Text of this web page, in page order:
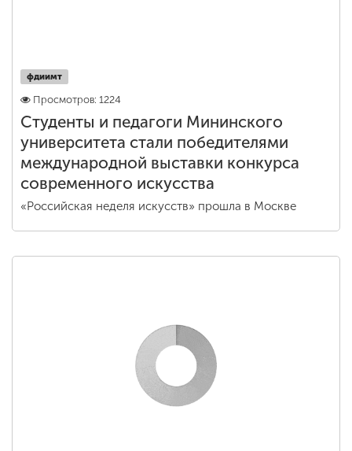
фдиимт
Просмотров: 1224
Студенты и педагоги Мининского
университета стали победителями
международной выставки конкурса
современного искусства
«Российская неделя искусств» прошла в Москве